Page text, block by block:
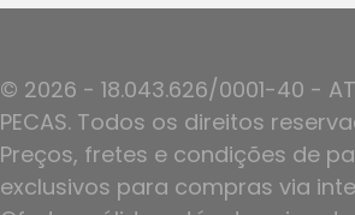
© 2026 - 18.043.626/0001-40 -
PECAS. Todos os direitos
Preços, fretes e condições de
exclusivos para compras via